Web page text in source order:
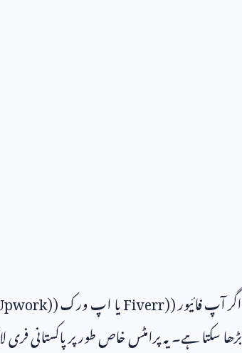
اگر آپ فائیور (Fiverr)یا اپ ورک (
بڑھا سکتا ہے۔ یہ پرامٹس خاص طور پر پاکستانی